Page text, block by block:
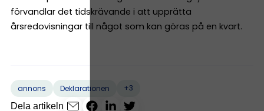
förvandlar det tidskrävande i att upprätta
årsredovisningar till något som kan göras på en kvart.
annons Deklarationen
+3
Dela artikeln